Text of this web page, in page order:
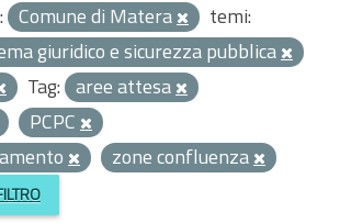
Comune di Matera
temi:
giuridico e sicurezza pubblica
Tag: aree attesa
PCPC
zone confluenza